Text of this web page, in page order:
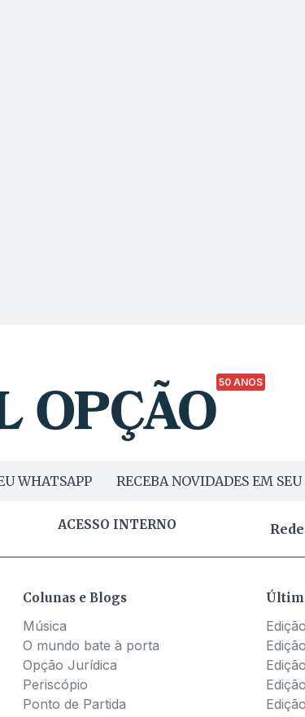
50 ANOS
WHATSAPP RECEBA NOVIDADES EM
ACESSO INTERNO
Colunas e Blogs
Música
O mundo bate à porta
Opção Jurídica
Periscópio
Ponto de Partida